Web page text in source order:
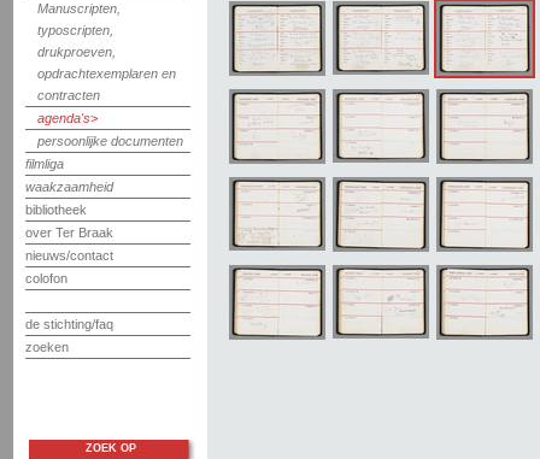
Manuscripten,
typoscripten,
drukproeven,
opdrachtexemplaren en
contracten
agenda's
persoonlijke documenten
filmliga
waakzaamheid
bibliotheek
over Ter Braak
nieuws/contact
colofon
de stichting/faq
zoeken
ZOEK OP